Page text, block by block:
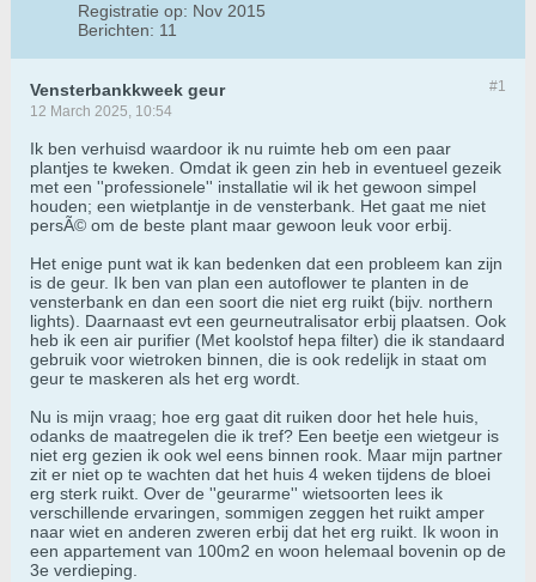
Registratie op: Nov 2015
Berichten: 11
#1
Vensterbankkweek geur
12 March 2025, 10:54
Ik ben verhuisd waardoor ik nu ruimte heb om een paar
plantjes te kweken. Omdat ik geen zin heb in eventueel gezeik
met een ''professionele'' installatie wil ik het gewoon simpel
houden; een wietplantje in de vensterbank. Het gaat me niet
persÃ© om de beste plant maar gewoon leuk voor erbij.
Het enige punt wat ik kan bedenken dat een probleem kan zijn
is de geur. Ik ben van plan een autoflower te planten in de
vensterbank en dan een soort die niet erg ruikt (bijv. northern
lights). Daarnaast evt een geurneutralisator erbij plaatsen. Ook
heb ik een air purifier (Met koolstof hepa filter) die ik standaard
gebruik voor wietroken binnen, die is ook redelijk in staat om
geur te maskeren als het erg wordt.
Nu is mijn vraag; hoe erg gaat dit ruiken door het hele huis,
odanks de maatregelen die ik tref? Een beetje een wietgeur is
niet erg gezien ik ook wel eens binnen rook. Maar mijn partner
zit er niet op te wachten dat het huis 4 weken tijdens de bloei
erg sterk ruikt. Over de ''geurarme'' wietsoorten lees ik
verschillende ervaringen, sommigen zeggen het ruikt amper
naar wiet en anderen zweren erbij dat het erg ruikt. Ik woon in
een appartement van 100m2 en woon helemaal bovenin op de
3e verdieping.